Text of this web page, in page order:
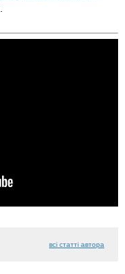
всі статті автора